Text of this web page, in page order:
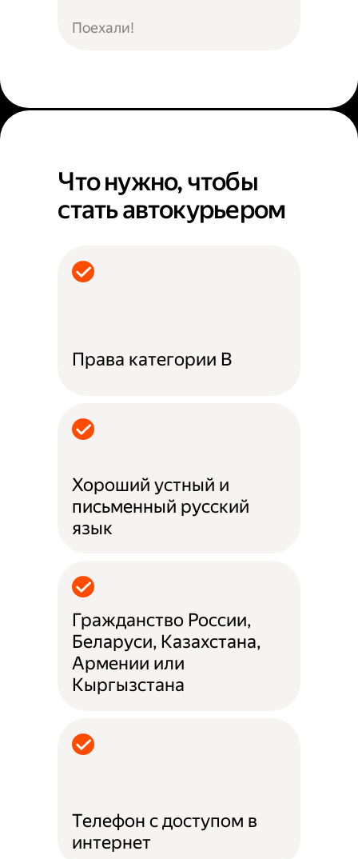
Поехали!
Что нужно, чтобы
стать автокурьером
Права категории B
Хороший устный и
письменный русский
язык
Гражданство России,
Беларуси, Казахстана,
Армении или
Кыргызстана
Телефон с доступом в
интернет